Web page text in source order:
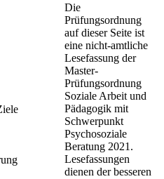
Die
Prüfungsordnung
auf dieser Seite ist
eine nicht-amtliche
Lesefassung der
Master-
Prüfungsordnung
Soziale Arbeit und
Pädagogik mit
Schwerpunkt
Psychosoziale
Beratung 2021.
Lesefassungen
dienen der besseren